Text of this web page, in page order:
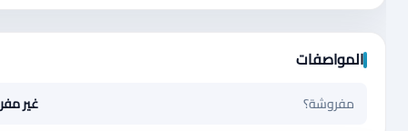
المواصفات
مفروشة؟ غير